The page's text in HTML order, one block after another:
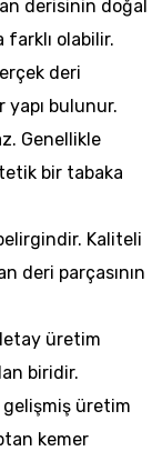
derisinin doğal
farklı olabilir.
deri
yapı bulunur.
Genellikle
bir tabaka
Kaliteli
deri parçasının
üretim
biridir.
üretim
kemer